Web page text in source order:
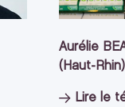
Aurélie
(Haut-
Lire le